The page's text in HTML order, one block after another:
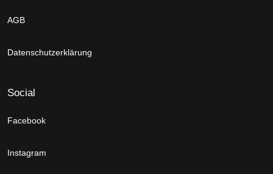
AGB
Datenschutzerklärung
Social
Facebook
Instagram